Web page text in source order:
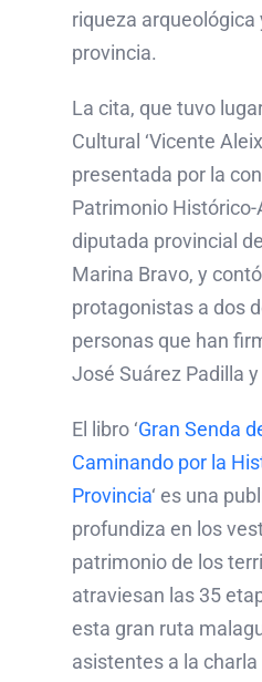
riqueza
provincia.
La cita, que tuvo
Cultural ‘Vicente
presentada por la
Patrimonio
diputada provincial
Marina Bravo, y
protagonistas a dos
personas que han
José Suárez Padilla
El libro ‘Gran Senda
Caminando por la
Provincia‘ es una
profundiza en los
patrimonio de los
atraviesan las 35
esta gran ruta
asistentes a la